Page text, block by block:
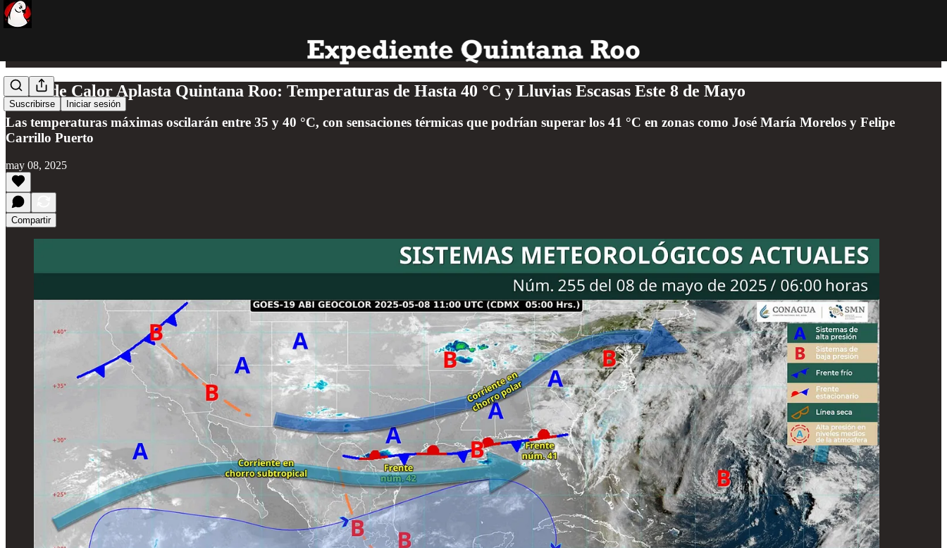
Suscribirse Iniciar sesión
Onda de Calor Aplasta Quintana Roo: Temperaturas de Hasta 40 °C y Lluvias Escasas Este 8 de Mayo
Las temperaturas máximas oscilarán entre 35 y 40 °C, con sensaciones térmicas que podrían superar los 41 °C en zonas como José María Morelos y Felipe
Carrillo Puerto
may 08, 2025
Compartir